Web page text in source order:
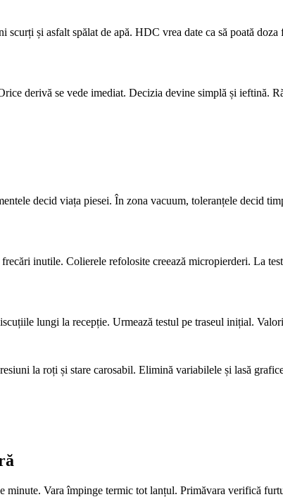
și asfalt spălat de apă. HDC vrea date ca să poată
derivă se vede imediat. Decizia devine simplă și ieftină.
decid viața piesei. În zona vacuum, toleranțele decid
inutile. Colierele refolosite creează micropierderi. La
lungi la recepție. Urmează testul pe traseul inițial.
la roți și stare carosabil. Elimină variabilele și lasă
Vara împinge termic tot lanțul. Primăvara verifică